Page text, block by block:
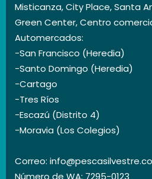
Misticanza, City Place, Santa
Green Center, Centro
Automercados:
-San Francisco (Heredia)
-Santo Domingo (Heredia)
-Cartago
-Tres Ríos
-Escazú (Distrito 4)
-Moravia (Los Colegios)
Correo:
Número de WA: 7295-0123